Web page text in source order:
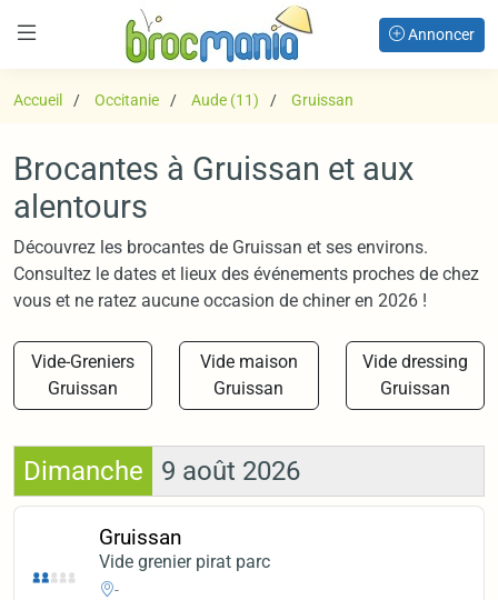
Annoncer
Accueil Occitanie Aude (11) Gruissan
Brocantes à Gruissan et aux
alentours
Découvrez les brocantes de Gruissan et ses environs.
Consultez le dates et lieux des événements proches de chez
vous et ne ratez aucune occasion de chiner en 2026 !
Vide-Greniers
Gruissan
Vide maison
Gruissan
Vide dressing
Gruissan
Dimanche 9 août 2026
Gruissan
Vide grenier pirat parc
-